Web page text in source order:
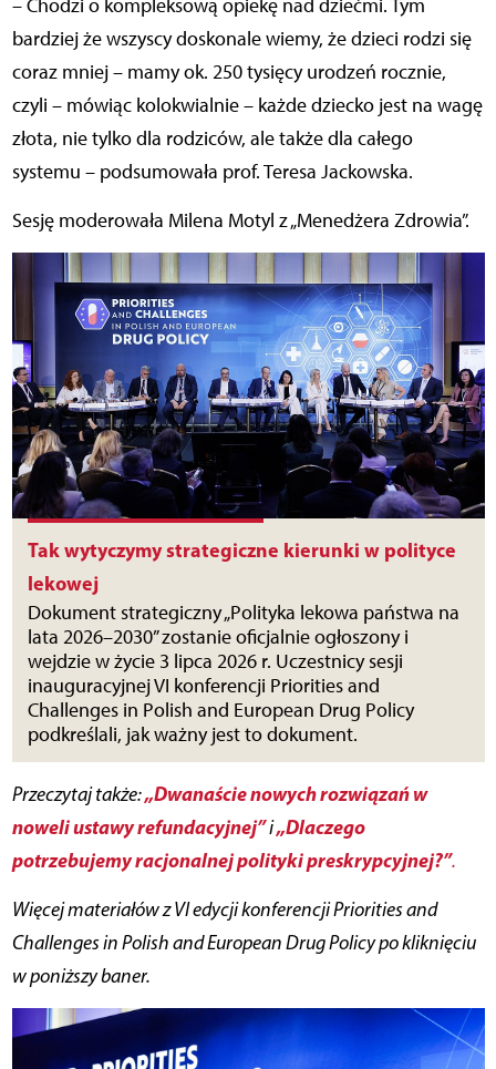
– Chodzi o kompleksową opiekę nad dziećmi. Tym
bardziej że wszyscy doskonale wiemy, że dzieci rodzi się
coraz mniej – mamy ok. 250 tysięcy urodzeń rocznie,
czyli – mówiąc kolokwialnie – każde dziecko jest na wagę
złota, nie tylko dla rodziców, ale także dla całego
systemu – podsumowała prof. Teresa Jackowska.
Sesję moderowała Milena Motyl z „Menedżera Zdrowia”.
Tak wytyczymy strategiczne kierunki w polityce
lekowej
Dokument strategiczny „Polityka lekowa państwa na
lata 2026–2030” zostanie oficjalnie ogłoszony i
wejdzie w życie 3 lipca 2026 r. Uczestnicy sesji
inauguracyjnej VI konferencji Priorities and
Challenges in Polish and European Drug Policy
podkreślali, jak ważny jest to dokument.
Przeczytaj także:„Dwanaście nowych rozwiązań w
noweli ustawy refundacyjnej”i„Dlaczego
potrzebujemy racjonalnej polityki preskrypcyjnej?”.
Więcej materiałów z VI edycji konferencji Priorities and
Challenges in Polish and European Drug Policy po kliknięciu
w poniższy baner.